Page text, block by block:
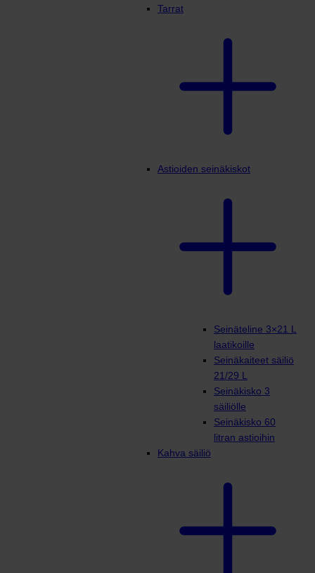
Tarrat
Astioiden seinäkiskot
Seinäteline 3×21 L
laatikoille
Seinäkaiteet säiliö
21/29 L
Seinäkisko 3
säiliölle
Seinäkisko 60
litran astioihin
Kahva säiliö